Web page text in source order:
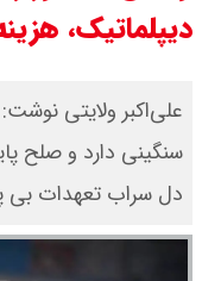
دیپلماتیک،
علی‌اکبر ولایتی
سنگینی دارد و صلح
دل سراب تعهدات بی